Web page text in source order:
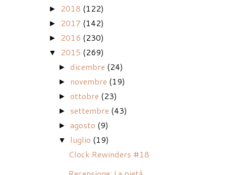
► 2018 (122)
► 2017 (142)
► 2016 (230)
▼ 2015 (269)
►dicembre (24)
► novembre (19)
►ottobre (23)
► settembre (43)
►agosto (9)
▼ luglio (19)
Clock Rewinders #18